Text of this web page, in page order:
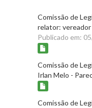
Comissão de
relator:
Publicado em:
Comissão de
Irlan Melo -
Comissão de